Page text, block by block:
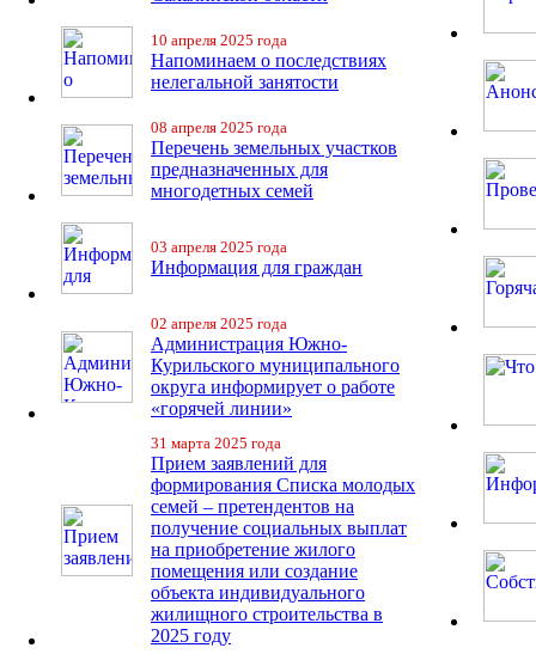
10 апреля 2025 года
Напоминаем о последствиях
нелегальной занятости
08 апреля 2025 года
Перечень земельных участков
предназначенных для
многодетных семей
03 апреля 2025 года
Информация для граждан
02 апреля 2025 года
Администрация Южно-
Курильского муниципального
округа информирует о работе
«горячей линии»
31 марта 2025 года
Прием заявлений для
формирования Списка молодых
семей – претендентов на
получение социальных выплат
на приобретение жилого
помещения или создание
объекта индивидуального
жилищного строительства в
2025 году